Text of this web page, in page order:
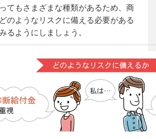
てもさまざまな種類があるため、商
のようなリスクに備える必要がある
るようにしましょう。